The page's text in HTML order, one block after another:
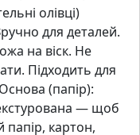
олівці)
для деталей.
на віск. Не
Підходить для
(папір):
— щоб
папір, картон,